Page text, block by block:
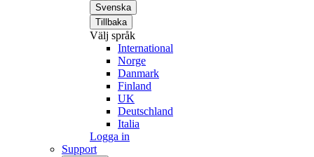
Svenska
Tillbaka
Välj språk
International
Norge
Danmark
Finland
UK
Deutschland
Italia
Logga in
Support